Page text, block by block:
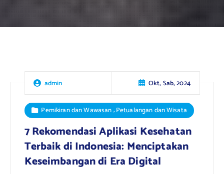
admin Okt, Sab, 2024
Pemikiran dan Wawasan,Petualangan dan Wisata
7 Rekomendasi Aplikasi Kesehatan
Terbaik di Indonesia: Menciptakan
Keseimbangan di Era Digital